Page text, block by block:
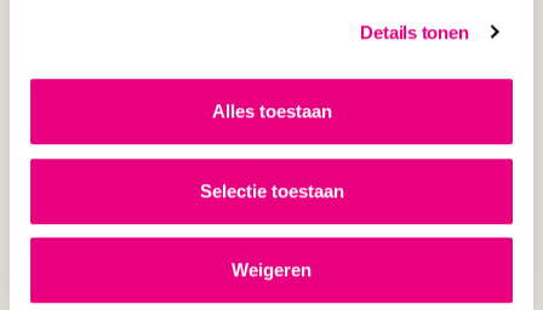
Details tonen
Alles toestaan
Selectie toestaan
Weigeren